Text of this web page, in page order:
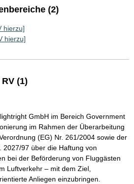
(2)
hierzu]
hierzu]
(1)
GmbH im Bereich Government
im Rahmen der Überarbeitung
(EG) Nr. 261/2004 sowie der
2027/97 über die Haftung von
bei der Beförderung von Fluggästen
Luftverkehr – mit dem Ziel,
Anliegen einzubringen.